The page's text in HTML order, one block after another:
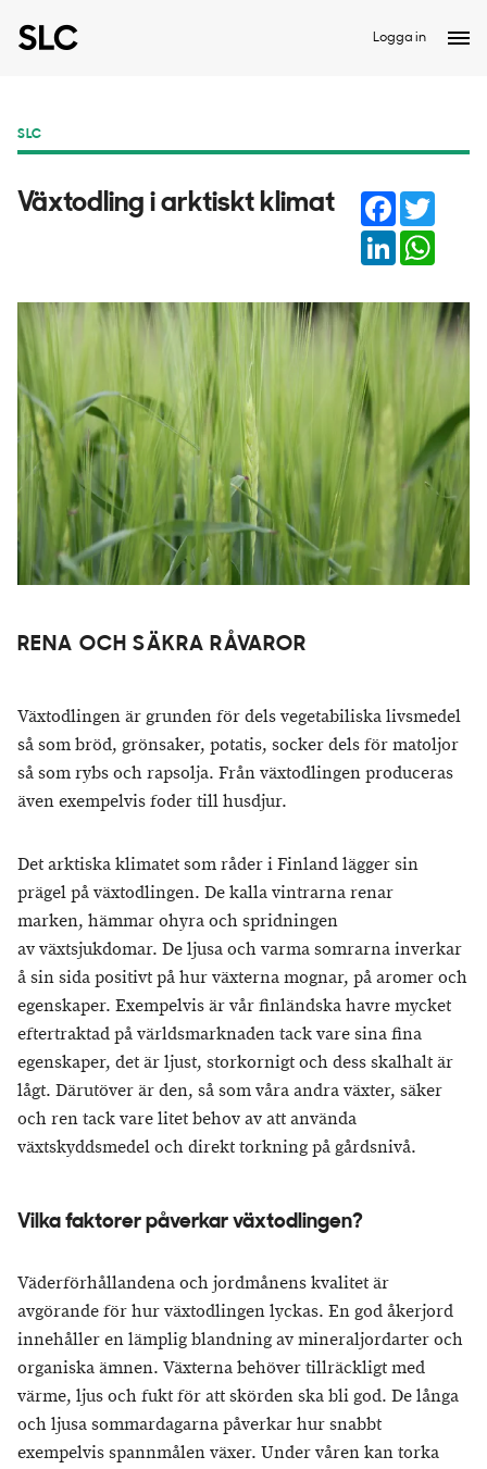
Logga in
SLC
Växtodling i arktiskt klimat Facebook
LinkedIn
RENA OCH SÄKRA RÅVAROR
Växtodlingen är grunden för dels vegetabiliska livsmedel
så som bröd, grönsaker, potatis, socker dels för matoljor
så som rybs och rapsolja. Från växtodlingen produceras
även exempelvis foder till husdjur.
Det arktiska klimatet som råder i Finland lägger sin
prägel på växtodlingen. De kalla vintrarna renar
marken, hämmar ohyra och spridningen
av växtsjukdomar. De ljusa och varma somrarna inverkar
å sin sida positivt på hur växterna mognar, på aromer och
egenskaper. Exempelvis är vår finländska havre mycket
eftertraktad på världsmarknaden tack vare sina fina
egenskaper, det är ljust, storkornigt och dess skalhalt är
lågt. Därutöver är den, så som våra andra växter, säker
och ren tack vare litet behov av att använda
växtskyddsmedel och direkt torkning på gårdsnivå.
Vilka faktorer påverkar växtodlingen?
Väderförhållandena och jordmånens kvalitet är
avgörande för hur växtodlingen lyckas. En god åkerjord
innehåller en lämplig blandning av mineraljordarter och
organiska ämnen. Växterna behöver tillräckligt med
värme, ljus och fukt för att skörden ska bli god. De långa
och ljusa sommardagarna påverkar hur snabbt
exempelvis spannmålen växer. Under våren kan torka